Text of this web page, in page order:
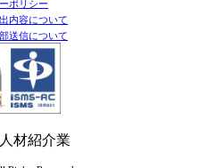
ポリシー
内容について
送信について
材紹介業